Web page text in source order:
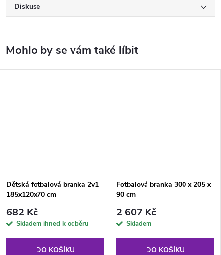
Diskuse
Dětská fotbalová branka 2v1
185x120x70 cm
682 Kč
Skladem ihned k odběru
DO KOŠÍKU
Fotbalová branka 300 x 205 x
90 cm
2 607 Kč
Skladem
DO KOŠÍKU